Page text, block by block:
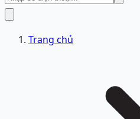
Trang chủ